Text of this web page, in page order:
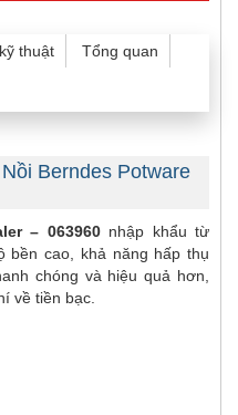
thuật
Tổng quan
Berndes Potware
– 063960 nhập khẩu từ
bền cao, khả năng hấp thụ
chóng và hiệu quả hơn,
về tiền bạc.